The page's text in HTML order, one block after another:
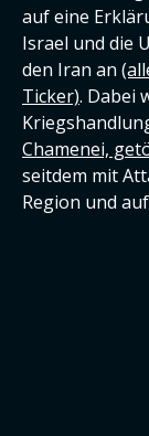
auf eine
Israel und die
den Iran an
Ticker). Dabei
Chamenei,
seitdem mit
Region und